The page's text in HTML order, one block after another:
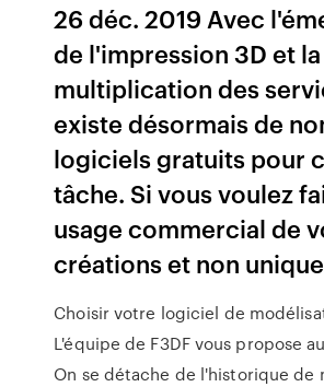
26 déc. 2019 Avec
de l'impression 3D et la
multiplication des
existe désormais de
logiciels gratuits pour
tâche. Si vous voulez
usage commercial de
créations et non
Choisir votre logiciel de
L'équipe de F3DF vous propose
On se détache de l'historique de